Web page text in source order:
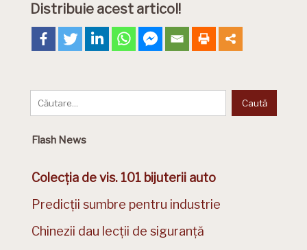
Distribuie acest articol!
Flash News
Colecția de vis. 101 bijuterii auto
Predicții sumbre pentru industrie
Chinezii dau lecții de siguranță